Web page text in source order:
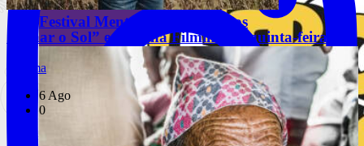
Festival Mental celebra 10 anos
“Olhar o Sol” estreia na Filmin esta quinta-feira
Cinema
6 Ago
0